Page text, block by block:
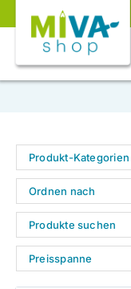
to
content
Produkt-Kategorien
Ordnen nach
Produkte suchen
Preisspanne